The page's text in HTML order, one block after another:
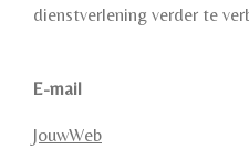
dienstverlening verder te
E-mail
JouwWeb